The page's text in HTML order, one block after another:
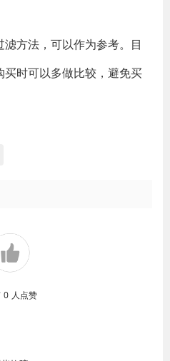
方法，可以作为参考。目
时可以多做比较，避免买
0 人点赞